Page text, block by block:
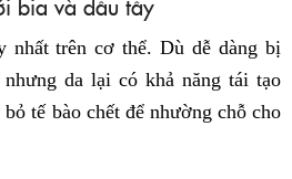
nhất trên cơ thể. Dù dễ dàng bị
da lại có khả năng tái tạo
tế bào chết để nhường chỗ cho